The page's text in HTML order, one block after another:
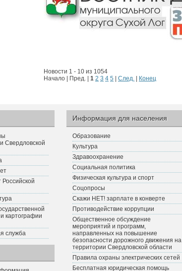
Новости 1 - 10 из 1054
Начало | Пред. | 1 2 3 4 5 След. Конец
Свердловской
картографии
служба
Информация для населения
Образование
Культура
Здравоохранение
Социальная политика
Физическая культура и спорт
Соцопросы
Скажи НЕТ! зарплате в конверте
Противодействие коррупции
Общественное обсуждение
мероприятий и программ,
направленных на повышение
безопасности дорожного движения на
территории Свердловской области
Правила охраны электрических сетей
Бесплатная юридическая помощь